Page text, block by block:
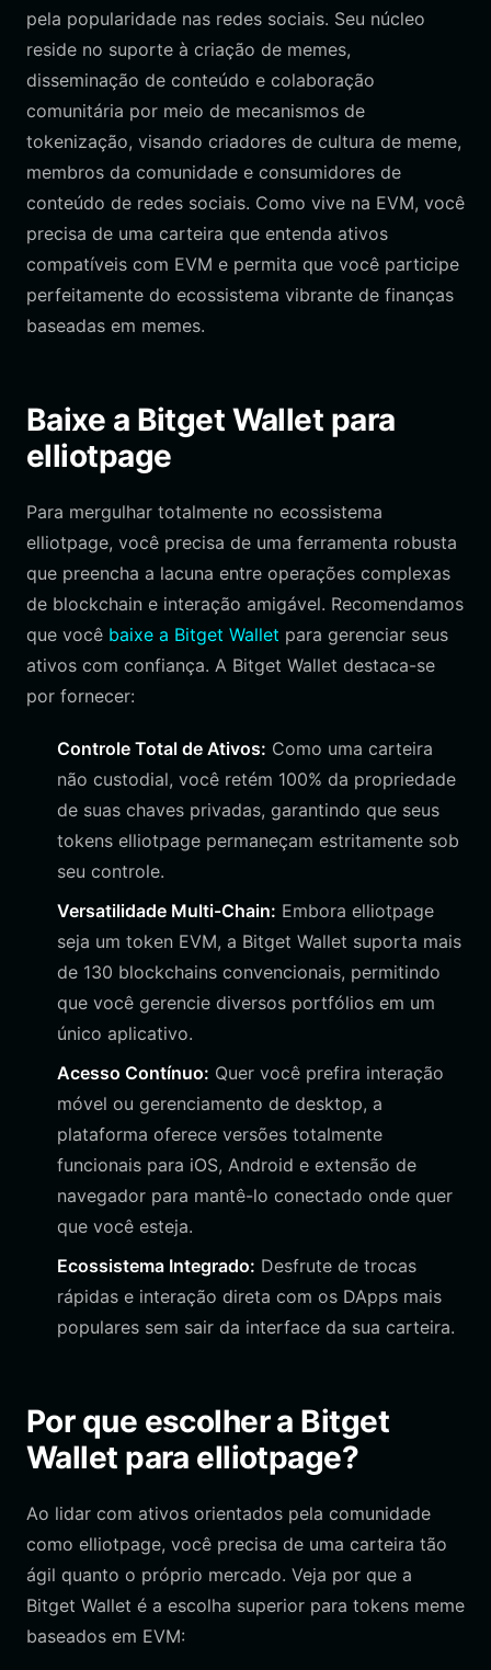
pela popularidade nas redes sociais. Seu núcleo
reside no suporte à criação de memes,
disseminação de conteúdo e colaboração
comunitária por meio de mecanismos de
tokenização, visando criadores de cultura de meme,
membros da comunidade e consumidores de
conteúdo de redes sociais. Como vive na EVM, você
precisa de uma carteira que entenda ativos
compatíveis com EVM e permita que você participe
perfeitamente do ecossistema vibrante de finanças
baseadas em memes.
Baixe a Bitget Wallet para
elliotpage
Para mergulhar totalmente no ecossistema
elliotpage, você precisa de uma ferramenta robusta
que preencha a lacuna entre operações complexas
de blockchain e interação amigável. Recomendamos
que você baixe a Bitget Wallet para gerenciar seus
ativos com confiança. A Bitget Wallet destaca-se
por fornecer:
Controle Total de Ativos: Como uma carteira
não custodial, você retém 100% da propriedade
de suas chaves privadas, garantindo que seus
tokens elliotpage permaneçam estritamente sob
seu controle.
Versatilidade Multi-Chain: Embora elliotpage
seja um token EVM, a Bitget Wallet suporta mais
de 130 blockchains convencionais, permitindo
que você gerencie diversos portfólios em um
único aplicativo.
Acesso Contínuo: Quer você prefira interação
móvel ou gerenciamento de desktop, a
plataforma oferece versões totalmente
funcionais para iOS, Android e extensão de
navegador para mantê-lo conectado onde quer
que você esteja.
Ecossistema Integrado: Desfrute de trocas
rápidas e interação direta com os DApps mais
populares sem sair da interface da sua carteira.
Por que escolher a Bitget
Wallet para elliotpage?
Ao lidar com ativos orientados pela comunidade
como elliotpage, você precisa de uma carteira tão
ágil quanto o próprio mercado. Veja por que a
Bitget Wallet é a escolha superior para tokens meme
baseados em EVM: